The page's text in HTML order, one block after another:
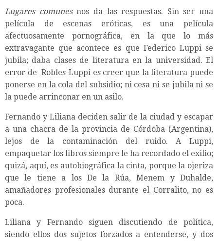
Lugares comunesnos da las respuestas. Sin ser una
película de escenas eróticas, es una película
afectuosamente pornográfica, en la que lo más
extravagante que acontece es que Federico Luppi se
jubila; daba clases de literatura en la universidad. El
error de Robles-Luppi es creer que la literatura puede
ponerse en la cola del subsidio; ni cesa ni se jubila ni se
la puede arrinconar en un asilo.
Fernando y Liliana deciden salir de la ciudad y escapar
a una chacra de la provincia de Córdoba (Argentina),
lejos de la contaminación del ruido. A Luppi,
empaquetar los libros siempre le ha recordado el exilio;
quizá, aquí, es autobiográfica la cinta, porque la ojeriza
que le tiene a los De la Rúa, Menem y Duhalde,
amañadores profesionales durante el Corralito, no es
poca.
Liliana y Fernando siguen discutiendo de política,
siendo ellos dos sujetos forzados a entenderse, y dos